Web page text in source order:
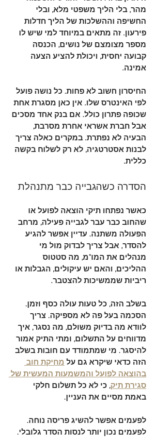
מהר, בלי הליך משפטי מלא, ובלי
החשיפה וההשלכות של הליך חדלות
פירעון. זה מתאים במיוחד למי שיש לו
מספר מצומצם של נושים, הכנסה
קבועה יחסית, ויכולת להציע הצעה
אמינה.
החיסרון חשוב לא פחות. כל נושה פועל
לפי האינטרס שלו. אין כאן מסגרת אחת
שכופה פתרון כולל. אם בנק אחד מסכים
אבל חברת אשראי אחרת מסרבת,
הבעיה לא נפתרת. במקרים כאלה צריך
לבנות אסטרטגיה, לא רק לשלוח בקשה
כללית.
הסדרה כשהגבייה כבר מתנהלת
כאשר נפתחו תיקי הוצאה לפועל או
שהחוב כבר עבר לגבייה פעילה, מרחב
הפעולה משתנה. עדיין אפשר להגיע
להסדר, אבל צריך לבדוק מול מי
מנהלים את המו"מ, מה סטטוס
ההליכים, והאם יש עיקולים, הגבלות או
ריביות שממשיכות להצטבר.
בשלב הזה, כל טעות עולה כסף וזמן.
הסכמה בעל פה לא מספיקה. צריך
לוודא מה בדיוק משולם, מה נסגר, איך
מדווחים על התשלום, ומתי התיק אמור
להיסגר. מי שמתמודד עם חובות בשלב
הזה כדאי שיקרא גם על מחיקת חוב
בהוצאה לפועל והמשמעות המעשית של
סגירת תיק, כי לא כל תשלום חלקי
באמת מסיים את העניין.
לפעמים אפשר להשיג פריסה נוחה.
לפעמים נכון יותר לנסות הסדר גלובלי.